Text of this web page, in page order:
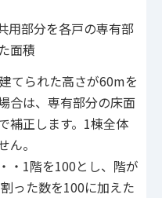
部分を各戸の専有部
面積
てられた高さが60mを
合は、専有部分の床面
補正します。1棟全体
ん。
・1階を100とし、階が
った数を100に加えた